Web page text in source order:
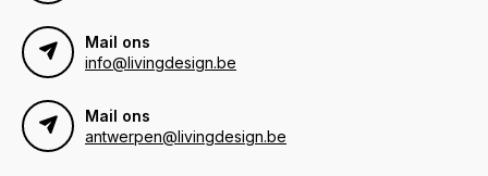
Mail ons
info@livingdesign.be
Mail ons
antwerpen@livingdesign.be